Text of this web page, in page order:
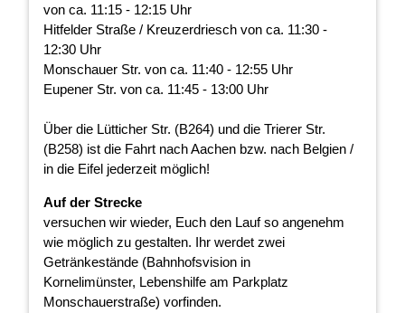
von ca. 11:15 - 12:15 Uhr
Hitfelder Straße / Kreuzerdriesch von ca. 11:30 -
12:30 Uhr
Monschauer Str. von ca. 11:40 - 12:55 Uhr
Eupener Str. von ca. 11:45 - 13:00 Uhr
Über die Lütticher Str. (B264) und die Trierer Str.
(B258) ist die Fahrt nach Aachen bzw. nach Belgien /
in die Eifel jederzeit möglich!
Auf der Strecke
versuchen wir wieder, Euch den Lauf so angenehm
wie möglich zu gestalten. Ihr werdet zwei
Getränkestände (Bahnhofsvision in
Kornelimünster, Lebenshilfe am Parkplatz
Monschauerstraße) vorfinden.